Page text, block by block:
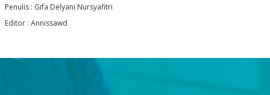
Penulis : Gifa Delyani Nursyafitri
Editor : Annissawd